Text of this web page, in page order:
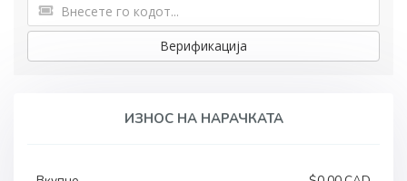
Верификација
ИЗНОС НА НАРАЧКАТА